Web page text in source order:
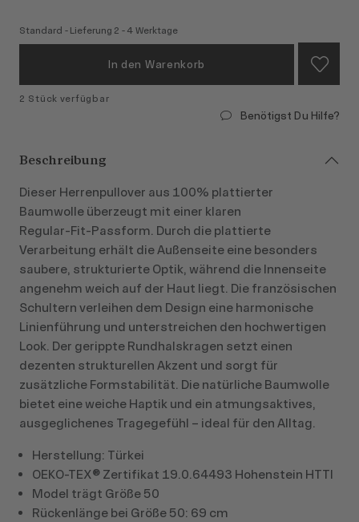
Standard - Lieferung 2 - 4 Werktage
In den Warenkorb
2 Stück verfügbar
Benötigst Du Hilfe?
Beschreibung
Dieser Herrenpullover aus 100% plattierter
Baumwolle überzeugt mit einer klaren
Regular‑Fit‑Passform. Durch die plattierte
Verarbeitung erhält die Außenseite eine besonders
saubere, strukturierte Optik, während die Innenseite
angenehm weich auf der Haut liegt. Die französischen
Schultern verleihen dem Design eine harmonische
Linienführung und unterstreichen den hochwertigen
Look. Der gerippte Rundhalskragen setzt einen
dezenten strukturellen Akzent und sorgt für
zusätzliche Formstabilität. Die natürliche Baumwolle
bietet eine weiche Haptik und ein atmungsaktives,
ausgeglichenes Tragegefühl – ideal für den Alltag.
Herstellung: Türkei
OEKO-TEX® Zertifikat 19.0.64493 Hohenstein HTTI
Model trägt Größe 50
Rückenlänge bei Größe 50: 69 cm